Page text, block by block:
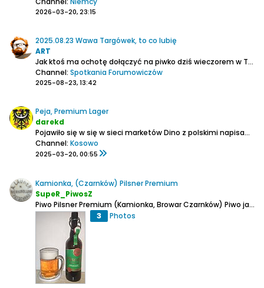
2026-03-20, 23:15
2025.08.23 Wawa Targówek, to co lubię
ART
Jak ktoś ma ochotę dołączyć na piwko dziś wieczorem w To co lubię
Channel: Spotkania Forumowiczów
2025-08-23, 13:42
Peja, Premium Lager
darekd
Pojawiło się w się w sieci marketów Dino z polskimi napisami na butelkach (0,33 l.)
Channel: Kosowo
2025-03-20, 00:55
Kamionka, (Czarnków) Pilsner Premium
SupeR_PiwosZ
Piwo Pilsner Premium (Kamionka, Browar Czarnków) Piwo jasne, pasteryzowane.
3 Photos